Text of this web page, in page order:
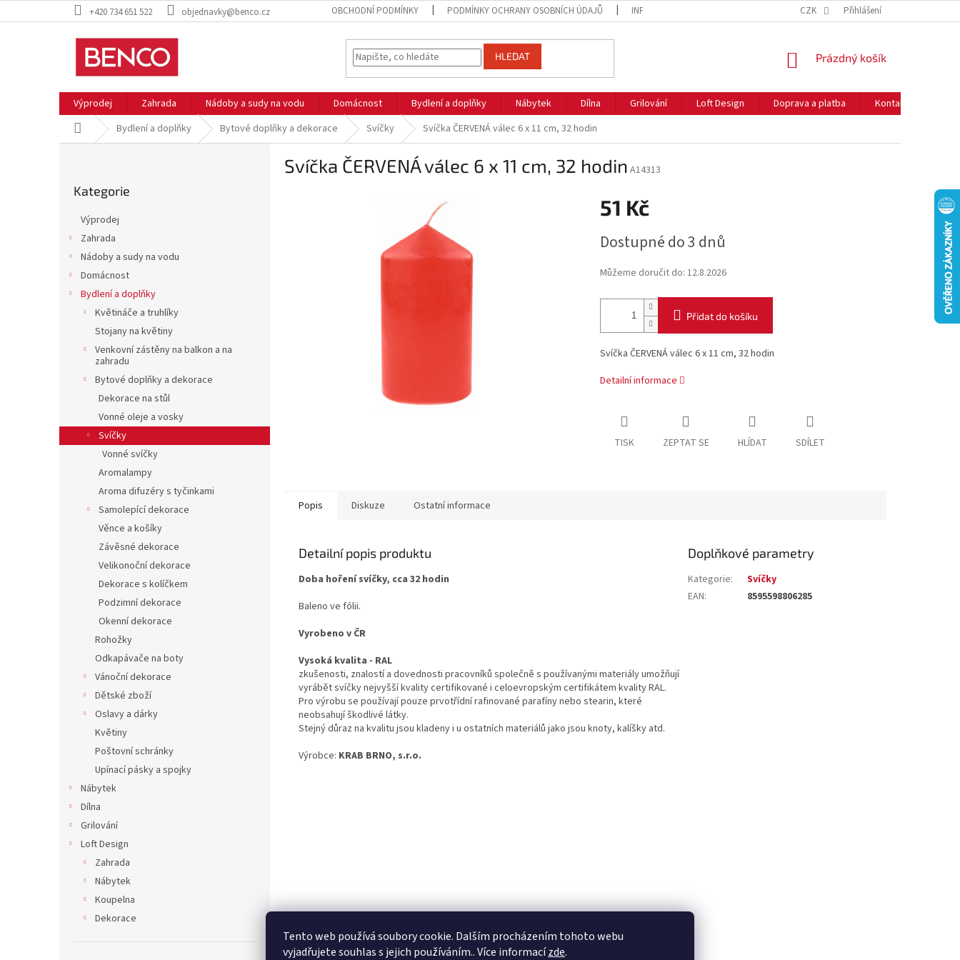
Tento web používá soubory cookie. Dalším procházením tohoto webu
vyjadřujete souhlas s jejich používáním.. Více informacízde.
na
+420 734 651 522 objednavky@benco.cz OBCHODNÍ PODMÍNKY PODMÍNKY OCHRANY OSOBNÍCH ÚDAJŮ INFORMACE O COOKIES NEJČASTĚJŠÍ OTÁZKY
CZK Přihlášení
HLEDAT
NÁKUPNÍ
Prázdný košík
Výprodej Zahrada Nádoby a sudy na vodu Domácnost Bydlení a doplňky Nábytek Dílna Grilování Loft Design Doprava a platba Kontakty
Domů Bydlení a doplňky Bytové doplňky a dekorace Svíčky Svíčka ČERVENÁ válec 6 x 11 cm, 32 hodin
kategorie
Kategorie
Výprodej
Zahrada
Nádoby a sudy na vodu
Domácnost
Bydlení a doplňky
Květináče a truhlíky
Stojany na květiny
Venkovní zástěny na balkon a na
zahradu
Bytové doplňky a dekorace
Dekorace na stůl
Vonné oleje a vosky
Svíčky
Vonné svíčky
Aromalampy
Aroma difuzéry s tyčinkami
Samolepící dekorace
Věnce a košíky
Závěsné dekorace
Velikonoční dekorace
Dekorace s kolíčkem
Podzimní dekorace
Okenní dekorace
Rohožky
Odkapávače na boty
Vánoční dekorace
Dětské zboží
Oslavy a dárky
Květiny
Poštovní schránky
Upínací pásky a spojky
Nábytek
Dílna
Grilování
Loft Design
Zahrada
Nábytek
Koupelna
Dekorace
Svíčka ČERVENÁ válec 6 x 11 cm, 32 hodin A14313
51 Kč
cena:
Dostupné do 3 dnů
Můžeme doručit do: 12.8.2026
Přidat do košíku
Svíčka ČERVENÁ válec 6 x 11 cm, 32 hodin
Detailní informace
TISK ZEPTAT SE HLÍDAT SDÍLET
Popis Diskuze Ostatní informace
Detailní popis produktu
Doba hoření svíčky, cca 32 hodin
Baleno ve fólii.
Vyrobeno v ČR
Vysoká kvalita - RAL
zkušenosti, znalostí a dovednosti pracovníků společně s používanými materiály umožňují
vyrábět svíčky nejvyšší kvality certifikované i celoevropským certifikátem kvality RAL.
Pro výrobu se používají pouze prvotřídní rafinované parafíny nebo stearin, které
neobsahují škodlivé látky.
Stejný důraz na kvalitu jsou kladeny i u ostatních materiálů jako jsou knoty, kalíšky atd.
Výrobce: KRAB BRNO, s.r.o.
Doplňkové parametry
Kategorie:
Svíčky
EAN: 8595598806285